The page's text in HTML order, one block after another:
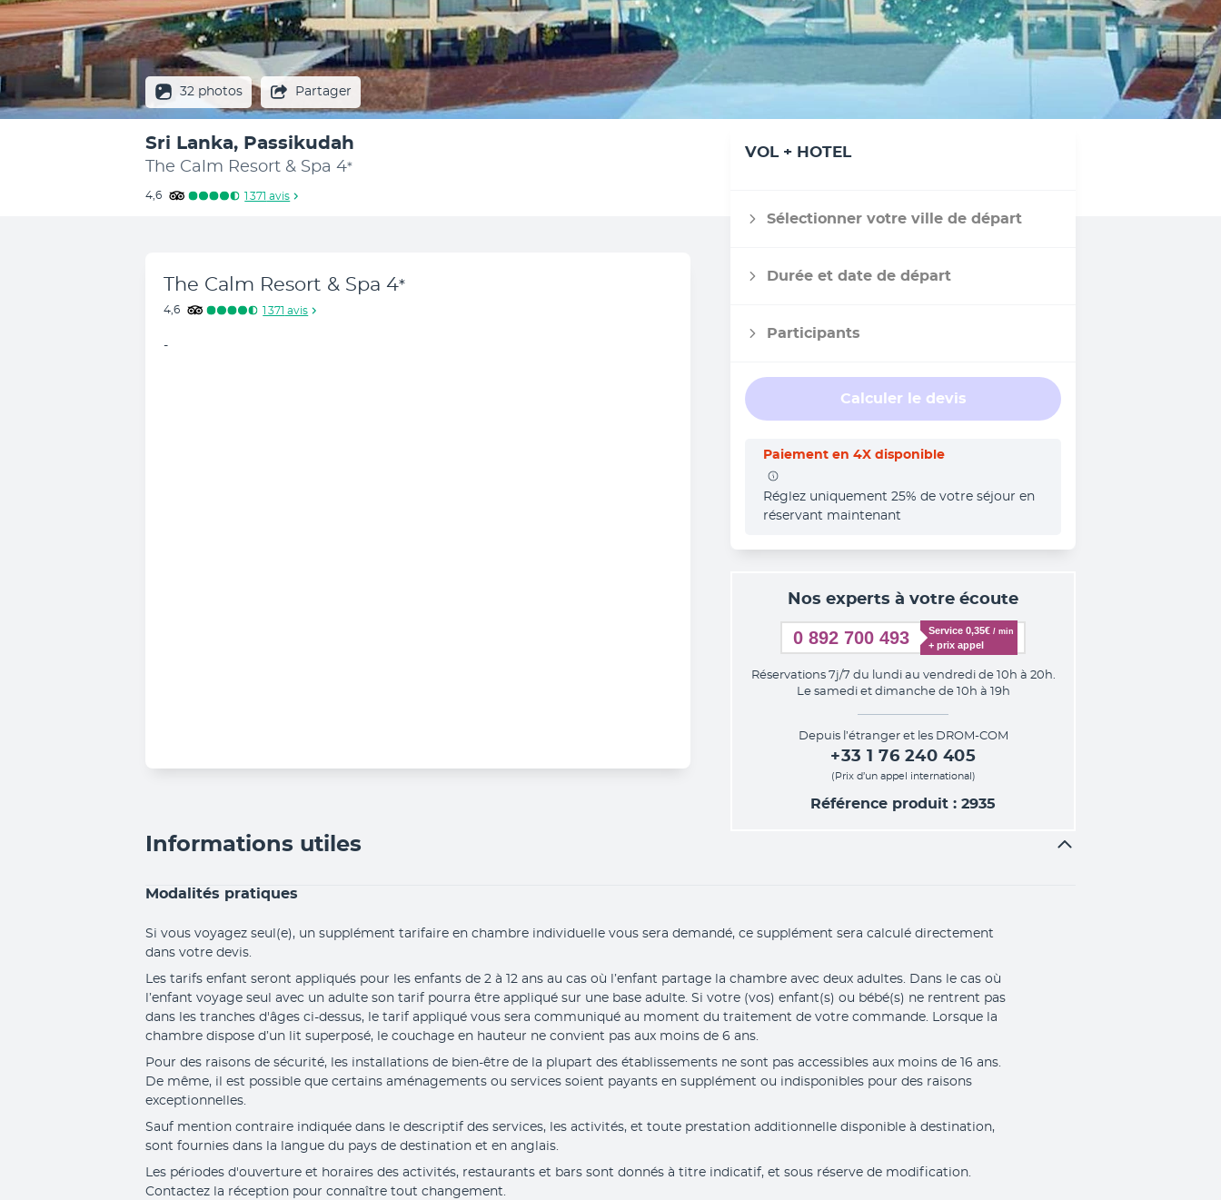
32 photos Partager
Sri Lanka, Passikudah
The Calm Resort & Spa 4*
4,6 1 371 avis
VOL + HOTEL
Sélectionner votre ville de départ
Durée et date de départ
Participants
Calculer le devis
Paiement en 4X disponible
Réglez uniquement 25% de votre séjour en
réservant maintenant
Nos experts à votre écoute
0 892 700 493 Service 0,35€ / min
+ prix appel
Réservations 7j/7 du lundi au vendredi de 10h à 20h.
Le samedi et dimanche de 10h à 19h
Depuis l’étranger et les DROM-COM
+33 1 76 240 405
(Prix d’un appel international)
Référence produit : 2935
The Calm Resort & Spa 4*
4,6 1 371 avis
-
Informations utiles
Modalités pratiques
Si vous voyagez seul(e), un supplément tarifaire en chambre individuelle vous sera demandé, ce supplément sera calculé directement
dans votre devis.
Les tarifs enfant seront appliqués pour les enfants de 2 à 12 ans au cas où l’enfant partage la chambre avec deux adultes. Dans le cas où
l’enfant voyage seul avec un adulte son tarif pourra être appliqué sur une base adulte. Si votre (vos) enfant(s) ou bébé(s) ne rentrent pas
dans les tranches d'âges ci-dessus, le tarif appliqué vous sera communiqué au moment du traitement de votre commande. Lorsque la
chambre dispose d’un lit superposé, le couchage en hauteur ne convient pas aux moins de 6 ans.
Pour des raisons de sécurité, les installations de bien-être de la plupart des établissements ne sont pas accessibles aux moins de 16 ans.
De même, il est possible que certains aménagements ou services soient payants en supplément ou indisponibles pour des raisons
exceptionnelles.
Sauf mention contraire indiquée dans le descriptif des services, les activités, et toute prestation additionnelle disponible à destination,
sont fournies dans la langue du pays de destination et en anglais.
Les périodes d'ouverture et horaires des activités, restaurants et bars sont donnés à titre indicatif, et sous réserve de modification.
Contactez la réception pour connaître tout changement.